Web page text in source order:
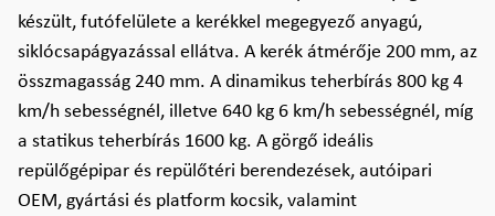
készült, futófelülete a kerékkel megegyező anyagú,
siklócsapágyazással ellátva. A kerék átmérője 200 mm, az
összmagasság 240 mm. A dinamikus teherbírás 800 kg 4
km/h sebességnél, illetve 640 kg 6 km/h sebességnél, míg
a statikus teherbírás 1600 kg. A görgő ideális
repülőgépipar és repülőtéri berendezések, autóipari
OEM, gyártási és platform kocsik, valamint